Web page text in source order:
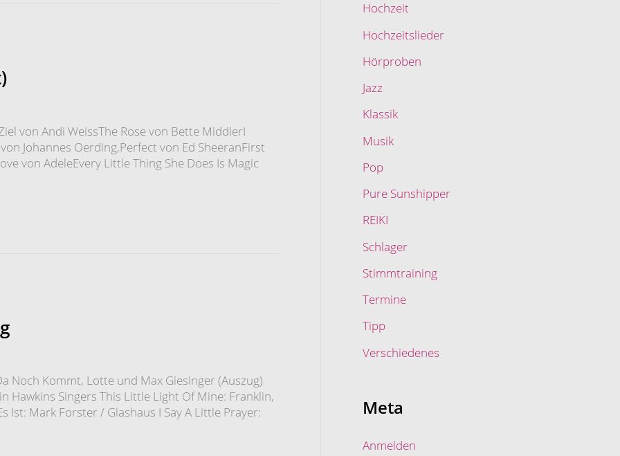
von Andi WeissThe Rose von Bette MiddlerI
Johannes Oerding,Perfect von Ed SheeranFirst
von AdeleEvery Little Thing She Does Is Magic
Noch Kommt, Lotte und Max Giesinger (Auszug)
Hawkins Singers This Little Light Of Mine: Franklin,
Ist: Mark Forster / Glashaus I Say A Little Prayer:
Hochzeit
Hochzeitslieder
Hörproben
Jazz
Klassik
Musik
Pop
Pure Sunshipper
REIKI
Schlager
Stimmtraining
Termine
Tipp
Verschiedenes
Meta
Anmelden